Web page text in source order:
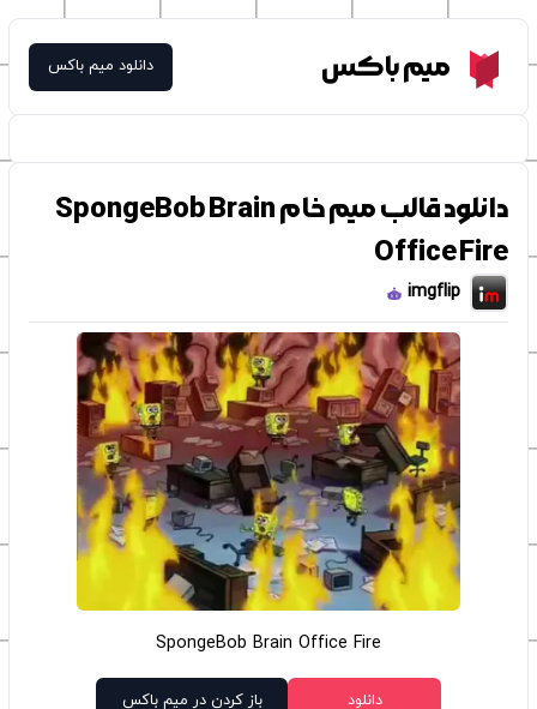
Meme Boxمیم باکس دانلود میم باکس
دانلود قالب میم خام SpongeBob Brain
Office Fire
imgflip
SpongeBob Brain Office Fire
دانلود باز کردن در میم باکس